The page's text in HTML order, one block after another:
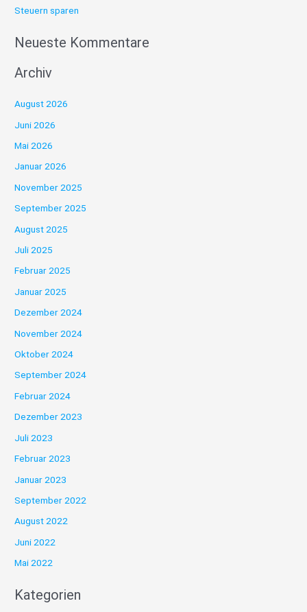
Steuern sparen
Neueste Kommentare
Archiv
August 2026
Juni 2026
Mai 2026
Januar 2026
November 2025
September 2025
August 2025
Juli 2025
Februar 2025
Januar 2025
Dezember 2024
November 2024
Oktober 2024
September 2024
Februar 2024
Dezember 2023
Juli 2023
Februar 2023
Januar 2023
September 2022
August 2022
Juni 2022
Mai 2022
Kategorien